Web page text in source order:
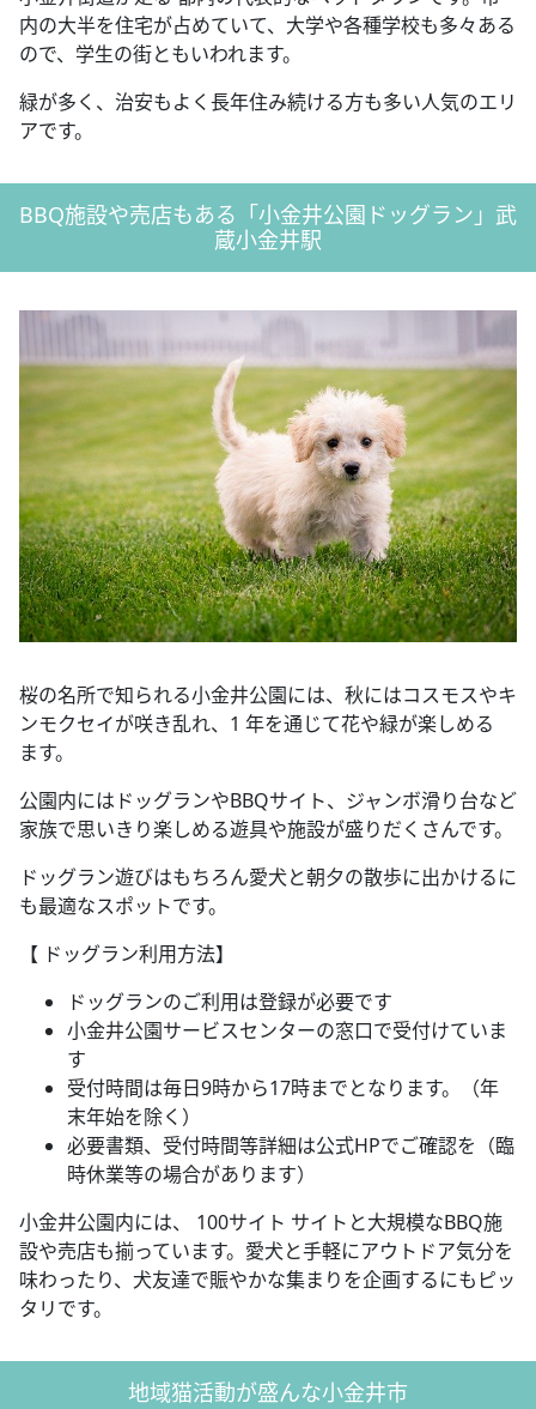
内の大半を住宅が占めていて、大学や各種学校も多々ある
ので、学生の街ともいわれます。
緑が多く、治安もよく長年住み続ける方も多い人気のエリ
アです。
BBQ施設や売店もある「小金井公園ドッグラン」武
蔵小金井駅
桜の名所で知られる小金井公園には、秋にはコスモスやキ
ンモクセイが咲き乱れ、1 年を通じて花や緑が楽しめる
ます。
公園内にはドッグランやBBQサイト、ジャンボ滑り台など
家族で思いきり楽しめる遊具や施設が盛りだくさんです。
ドッグラン遊びはもちろん愛犬と朝夕の散歩に出かけるに
も最適なスポットです。
【 ドッグラン利用方法】
ドッグランのご利用は登録が必要です
小金井公園サービスセンターの窓口で受付けていま
す
受付時間は毎日9時から17時までとなります。（年
末年始を除く）
必要書類、受付時間等詳細は公式HPでご確認を（臨
時休業等の場合があります）
小金井公園内には、 100サイト サイトと大規模なBBQ施
設や売店も揃っています。愛犬と手軽にアウトドア気分を
味わったり、犬友達で賑やかな集まりを企画するにもピッ
タリです。
地域猫活動が盛んな小金井市